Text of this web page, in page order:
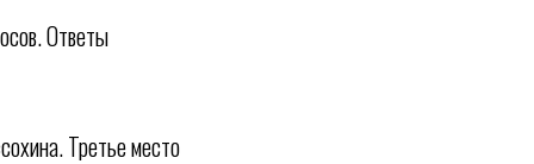
Ответы
Третье место